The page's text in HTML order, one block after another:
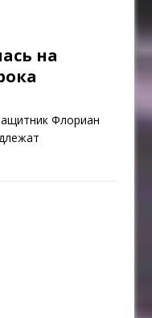
на
Флориан